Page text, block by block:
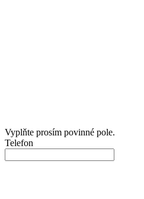
Vyplňte prosím povinné pole.
Telefon